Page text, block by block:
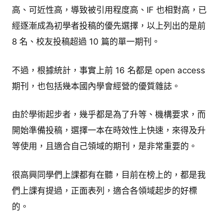
高、可近性高，導致被引用程度高、IF 也相對高，已
經逐漸成為初學者投稿的優先選擇，以上列出的是前
8 名、校友投稿超過 10 篇的單一期刊。
不過，根據統計，事實上前 16 名都是 open access
期刊，也包括幾本國內學會經營的優質雜誌。
由於學術起步者，幾乎都是為了升等、機構要求，而
開始準備投稿，選擇一本在時效性上快速，來得及升
等使用，且適合自己領域的期刊，是非常重要的。
很高興同學們上課都有在聽，目前在榜上的，都是我
們上課有提過，正面表列，適合各領域起步的好標
的。